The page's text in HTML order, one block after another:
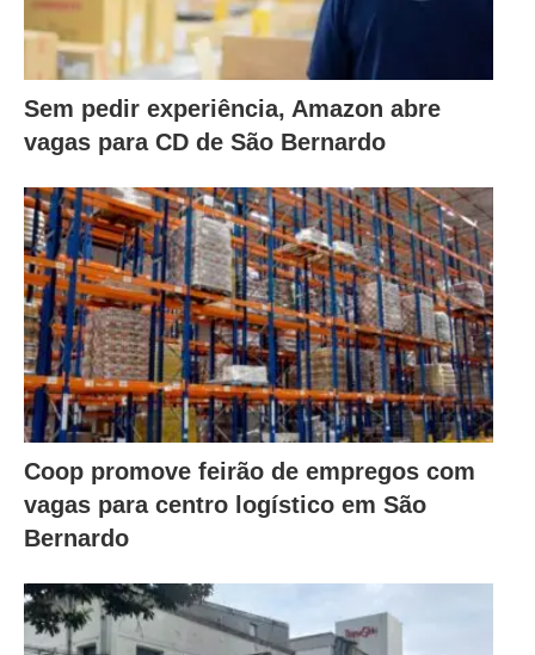
Sem pedir experiência, Amazon abre
vagas para CD de São Bernardo
Coop promove feirão de empregos com
vagas para centro logístico em São
Bernardo